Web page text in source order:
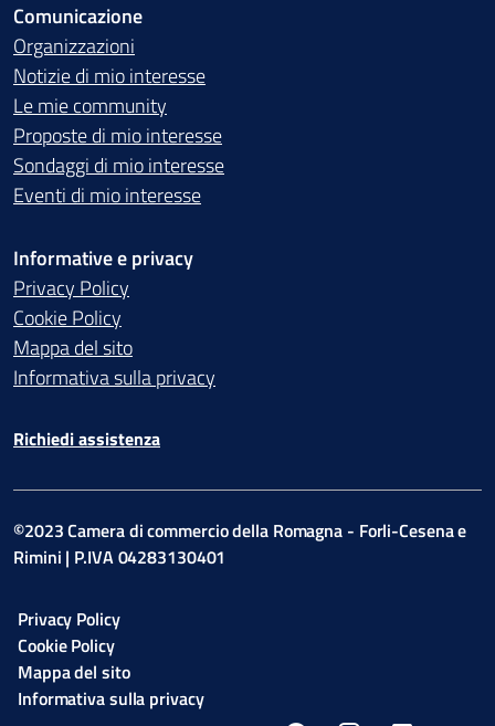
Comunicazione
Organizzazioni
Notizie di mio interesse
Le mie community
Proposte di mio interesse
Sondaggi di mio interesse
Eventi di mio interesse
Informative e privacy
Privacy Policy
Cookie Policy
Mappa del sito
Informativa sulla privacy
Richiedi assistenza
©2023 Camera di commercio della Romagna - Forli-Cesena e
Rimini | P.IVA 04283130401
Privacy Policy
Cookie Policy
Mappa del sito
Informativa sulla privacy